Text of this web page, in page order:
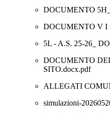
DOCUMENTO
DOCUMENTO V I
5L - A.S. 25-26_
DOCUMENTO
SITO.docx.pdf
ALLEGATI
simulazioni-